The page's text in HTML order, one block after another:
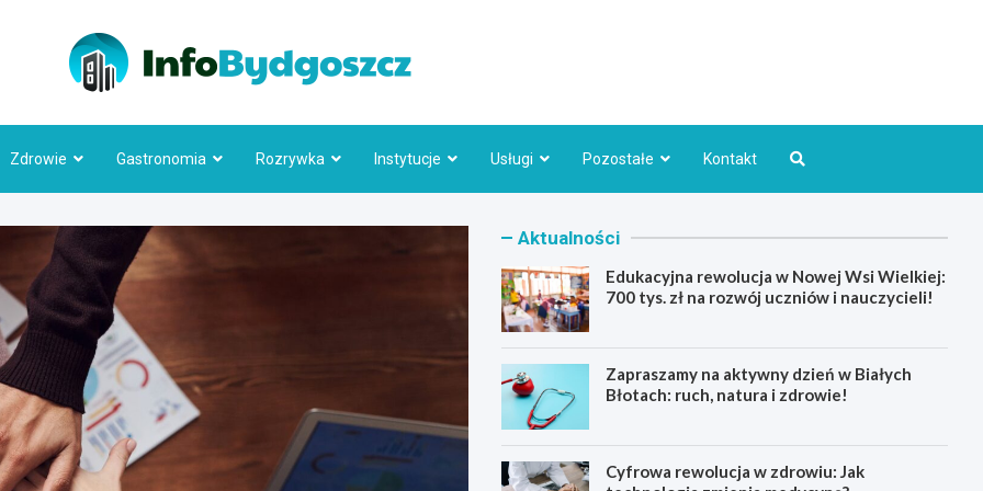
Zdrowie Gastronomia Rozrywka Instytucje Usługi Pozostałe Kontakt
Aktualności
Edukacyjna rewolucja w Nowej Wsi Wielkiej:
700 tys. zł na rozwój uczniów i nauczycieli!
Zapraszamy na aktywny dzień w Białych
Błotach: ruch, natura i zdrowie!
Cyfrowa rewolucja w zdrowiu: Jak